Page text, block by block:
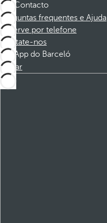
Contacto
Perguntas frequentes e Ajuda
Reserve por telefone
Contate-nos
App do Barceló
Baixar